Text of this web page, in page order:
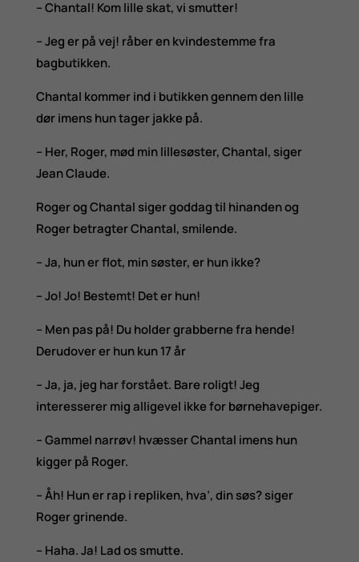
– Chantal! Kom lille skat, vi smutter!
– Jeg er på vej! råber en kvindestemme fra
bagbutikken.
Chantal kommer ind i butikken gennem den lille
dør imens hun tager jakke på.
– Her, Roger, mød min lillesøster, Chantal, siger
Jean Claude.
Roger og Chantal siger goddag til hinanden og
Roger betragter Chantal, smilende.
– Ja, hun er flot, min søster, er hun ikke?
– Jo! Jo! Bestemt! Det er hun!
– Men pas på! Du holder grabberne fra hende!
Derudover er hun kun 17 år
– Ja, ja, jeg har forstået. Bare roligt! Jeg
interesserer mig alligevel ikke for børnehavepiger.
– Gammel narrøv! hvæsser Chantal imens hun
kigger på Roger.
– Åh! Hun er rap i repliken, hva’, din søs? siger
Roger grinende.
– Haha. Ja! Lad os smutte.